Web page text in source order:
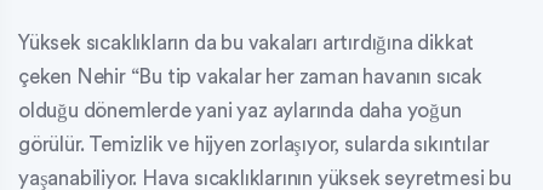
Yüksek sıcaklıkların da bu vakaları artırdığına dikkat
çeken Nehir “Bu tip vakalar her zaman havanın sıcak
olduğu dönemlerde yani yaz aylarında daha yoğun
görülür. Temizlik ve hijyen zorlaşıyor, sularda sıkıntılar
yaşanabiliyor. Hava sıcaklıklarının yüksek seyretmesi bu